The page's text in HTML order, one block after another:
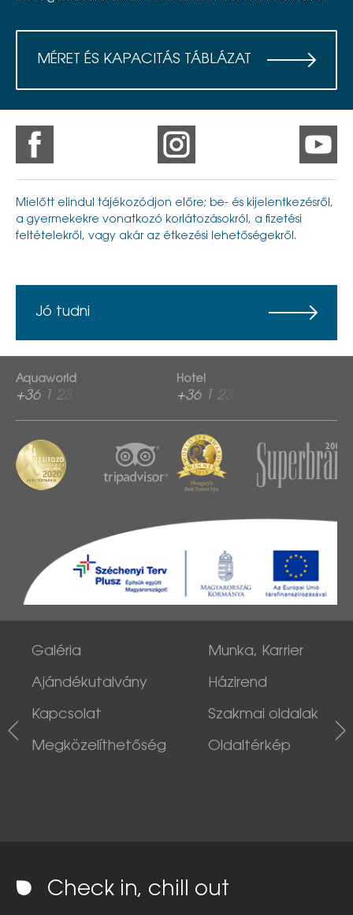
MÉRET ÉS KAPACITÁS TÁBLÁZAT
Mielőtt elindul tájékozódjon előre; be- és kijelentkezésről,
a gyermekekre vonatkozó korlátozásokról, a fizetési
feltételekről, vagy akár az étkezési lehetőségekről.
Jó tudni
Aquaworld
+36 1 2313 760
Hotel
+36 1 2313 600
Galéria
Ajándékutalvány
Kapcsolat
Megközelíthetőség
Munka, Karrier
Házirend
Szakmai oldalak
Oldaltérkép
Check in, chill out